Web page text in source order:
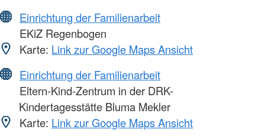
Einrichtung der Familienarbeit
EKiZ Regenbogen
Karte: Link zur Google Maps Ansicht
Einrichtung der Familienarbeit
Eltern-Kind-Zentrum in der DRK-
Kindertagesstätte Bluma Mekler
Karte: Link zur Google Maps Ansicht